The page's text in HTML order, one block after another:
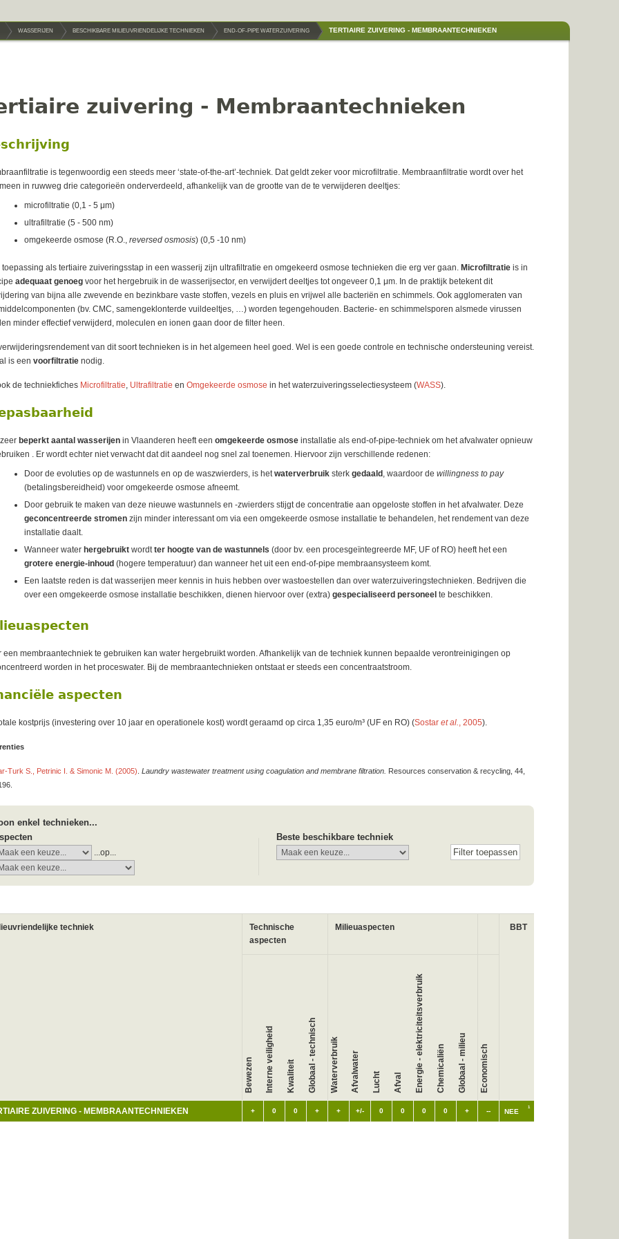
WASSERIJEN BESCHIKBARE MILIEUVRIENDELIJKE TECHNIEKEN END-OF-PIPE WATERZUIVERING TERTIAIRE ZUIVERING - MEMBRAANTECHNIEKEN
zuivering - Membraantechnieken
is tegenwoordig een steeds meer ‘state-of-the-art’-techniek. Dat geldt zeker voor microfiltratie. Membraanfiltratie wordt over het
in ruwweg drie categorieën onderverdeeld, afhankelijk van de grootte van de te verwijderen deeltjes:
microfiltratie (0,1 - 5 μm)
ultrafiltratie (5 - 500 nm)
omgekeerde osmose (R.O., reversed osmosis) (0,5 -10 nm)
toepassing als tertiaire zuiveringsstap in een wasserij zijn ultrafiltratie en omgekeerd osmose technieken die erg ver gaan. Microfiltratie is in
adequaat genoeg voor het hergebruik in de wasserijsector, en verwijdert deeltjes tot ongeveer 0,1 μm. In de praktijk betekent dit
van bijna alle zwevende en bezinkbare vaste stoffen, vezels en pluis en vrijwel alle bacteriën en schimmels. Ook agglomeraten van
(bv. CMC, samengeklonterde vuildeeltjes, …) worden tegengehouden. Bacterie- en schimmelsporen alsmede virussen
minder effectief verwijderd, moleculen en ionen gaan door de filter heen.
van dit soort technieken is in het algemeen heel goed. Wel is een goede controle en technische ondersteuning vereist.
is een voorfiltratie nodig.
de techniekfiches Microfiltratie, Ultrafiltratie en Omgekeerde osmose in het waterzuiveringsselectiesysteem (WASS).
beperkt aantal wasserijen in Vlaanderen heeft een omgekeerde osmose installatie als end-of-pipe-techniek om het afvalwater opnieuw
. Er wordt echter niet verwacht dat dit aandeel nog snel zal toenemen. Hiervoor zijn verschillende redenen:
Door de evoluties op de wastunnels en op de waszwierders, is hetwaterverbruik sterk gedaald , waardoor de willingness to pay
(betalingsbereidheid) voor omgekeerde osmose afneemt.
Door gebruik te maken van deze nieuwe wastunnels en -zwierders stijgt de concentratie aan opgeloste stoffen in het afvalwater. Deze
geconcentreerde stromen zijn minder interessant om via een omgekeerde osmose installatie te behandelen, het rendement van deze
installatie daalt.
Wanneer water hergebruikt wordtter hoogte van de wastunnels (door bv. een procesgeïntegreerde MF, UF of RO) heeft het een
grotere energie-inhoud (hogere temperatuur) dan wanneer het uit een end-of-pipe membraansysteem komt.
Een laatste reden is dat wasserijen meer kennis in huis hebben over wastoestellen dan over waterzuiveringstechnieken. Bedrijven die
over een omgekeerde osmose installatie beschikken, dienen hiervoor over (extra) gespecialiseerd personeel te beschikken.
een membraantechniek te gebruiken kan water hergebruikt worden. Afhankelijk van de techniek kunnen bepaalde verontreinigingen op
worden in het proceswater. Bij de membraantechnieken ontstaat er steeds een concentraatstroom.
aspecten
kostprijs (investering over 10 jaar en operationele kost) wordt geraamd op circa 1,35 euro/m³ (UF en RO) (Sostar et al., 2005).
Turk S., Petrinic I. & Simonic M. (2005) Laundry wastewater treatment using coagulation and membrane filtration. Resources conservation & recycling, 44,
enkel technieken...
...op...
Beste beschikbare techniek
techniek
Technische
aspecten
Milieuaspecten BBT
Bewezen Interne veiligheid Kwaliteit Globaal - technisch Waterverbruik Afvalwater Lucht Afval Energie - elektriciteitsverbruik Chemicaliën Globaal - milieu Economisch
ZUIVERING - MEMBRAANTECHNIEKEN + 0 0 + + +/- 0 0 0 0 + -- NEE
1